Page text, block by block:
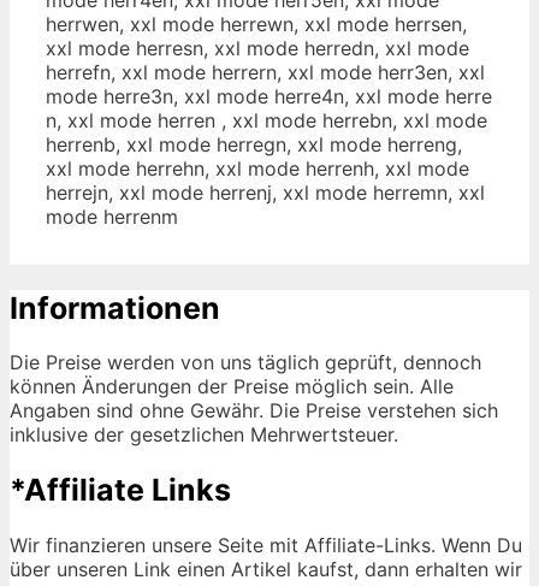
herrwen, xxl mode herrewn, xxl mode herrsen,
xxl mode herresn, xxl mode herredn, xxl mode
herrefn, xxl mode herrern, xxl mode herr3en, xxl
mode herre3n, xxl mode herre4n, xxl mode herre
n, xxl mode herren , xxl mode herrebn, xxl mode
herrenb, xxl mode herregn, xxl mode herreng,
xxl mode herrehn, xxl mode herrenh, xxl mode
herrejn, xxl mode herrenj, xxl mode herremn, xxl
mode herrenm
Informationen
Die Preise werden von uns täglich geprüft, dennoch
können Änderungen der Preise möglich sein. Alle
Angaben sind ohne Gewähr. Die Preise verstehen sich
inklusive der gesetzlichen Mehrwertsteuer.
*Affiliate Links
Wir finanzieren unsere Seite mit Affiliate-Links. Wenn Du
über unseren Link einen Artikel kaufst, dann erhalten wir